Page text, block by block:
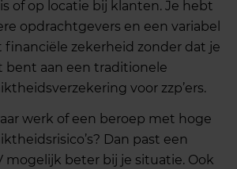
of op locatie bij klanten. Je hebt
opdrachtgevers en een variabel
financiële zekerheid zonder dat je
bent aan een traditionele
voor zzp’ers.
werk of een beroep met hoge
Dan past een
mogelijk beter bij je situatie. Ook